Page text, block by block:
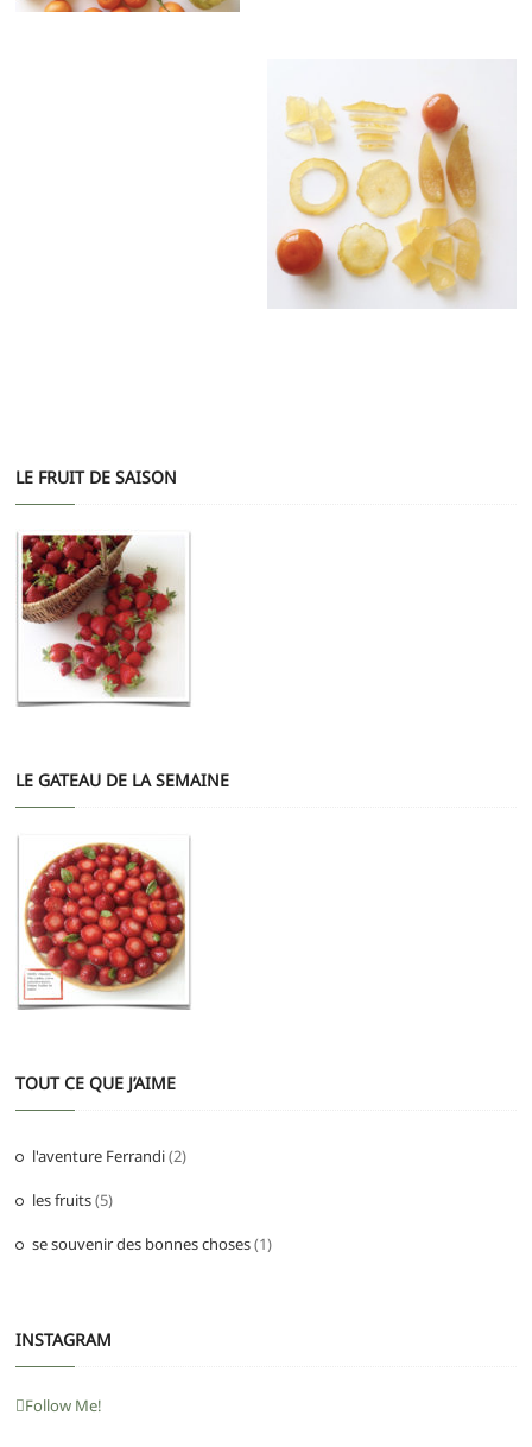
LE FRUIT DE SAISON
LE GATEAU DE LA SEMAINE
TOUT CE QUE J’AIME
l'aventure Ferrandi(2)
les fruits(5)
se souvenir des bonnes choses(1)
INSTAGRAM
Follow Me!